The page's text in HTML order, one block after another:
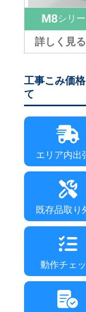
M8シリ
詳しく見
工事こみ価
て
エリア内出
既存品取り
動作チェ